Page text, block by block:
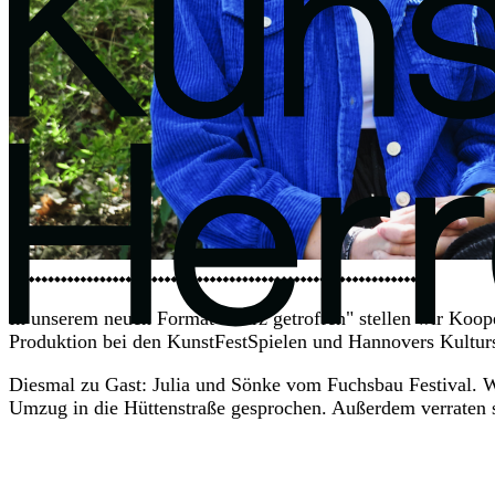
In unserem neuen Format "Kurz getroffen" stellen wir
Produktion bei den KunstFestSpielen und Hannovers
Diesmal zu Gast: Julia und Sönke vom Fuchsbau Festival.
Umzug in die Hüttenstraße gesprochen. Außerdem
Auswertung
von
Öffnungs-
und
Klickraten zu
Zwecken der
Gestaltung
künftiger
Newsletter)
Interessen
unserer
Leser*innen
einverstande